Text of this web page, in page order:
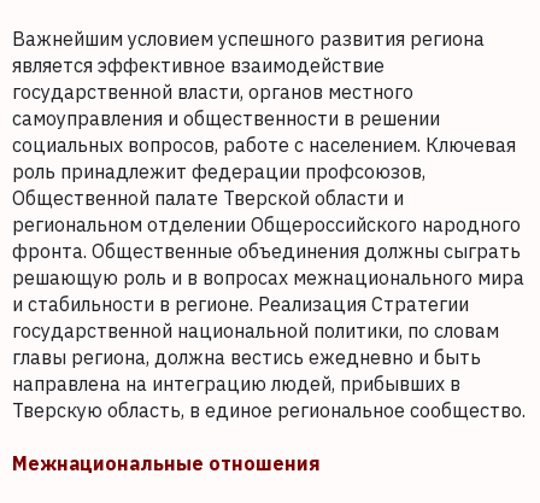
Важнейшим условием успешного развития региона
является эффективное взаимодействие
государственной власти, органов местного
самоуправления и общественности в решении
социальных вопросов, работе с населением. Ключевая
роль принадлежит федерации профсоюзов,
Общественной палате Тверской области и
региональном отделении Общероссийского народного
фронта. Общественные объединения должны сыграть
решающую роль и в вопросах межнационального мира
и стабильности в регионе. Реализация Стратегии
государственной национальной политики, по словам
главы региона, должна вестись ежедневно и быть
направлена на интеграцию людей, прибывших в
Тверскую область, в единое региональное сообщество.
Межнациональные отношения